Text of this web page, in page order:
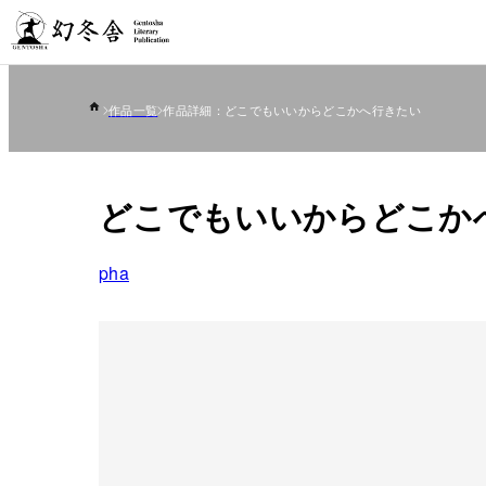
作品一覧 作品詳細：どこでもいいからどこかへ行きたい
どこでもいいからどこか
pha